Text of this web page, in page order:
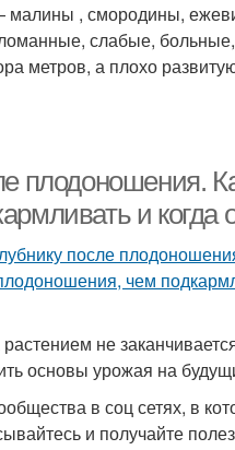
малины , смородины,
слабые,
метров, а плохо
плодоношения.
и когда
не
основы урожая на
в соц сетях, в
и получайте